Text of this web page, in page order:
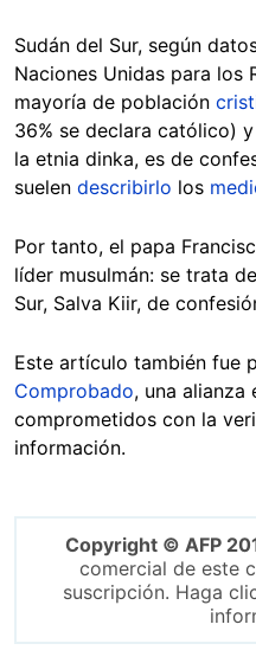
Sudán del Sur, según
Naciones Unidas para los
mayoría de población
36% se declara católico)
la etnia dinka, es de
suelen describirlo los
Por tanto, el papa
líder musulmán: se trata
Sur, Salva Kiir, de
Este artículo también fue
Comprobado, una alianza
comprometidos con la
información.
Copyright © AFP
comercial de este
suscripción. Haga